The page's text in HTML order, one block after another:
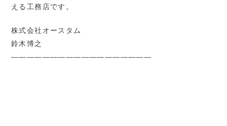
える工務店です。
株式会社オースタム
鈴木博之
――――――――――――――――――